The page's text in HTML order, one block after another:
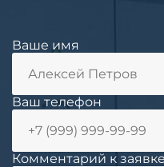
Ваше имя
Ваш телефон
Комментарий к заявке